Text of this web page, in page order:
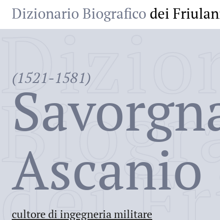
Dizionario Biografico dei
(1521-1581)
Ascanio
cultore di ingegneria militare